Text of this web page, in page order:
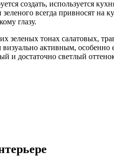
создать, используется
зеленого всегда привносят
глазу.
зеленых тонах­ салатовых,
активным,
и достаточно светлый